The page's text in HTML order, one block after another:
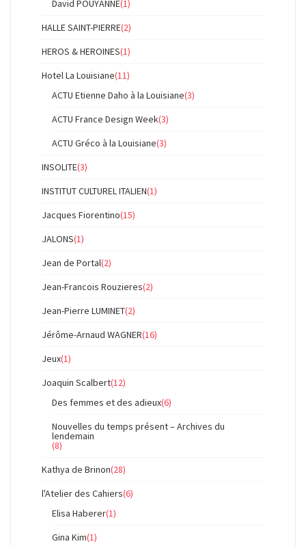
David POUYANNE(1)
HALLE SAINT-PIERRE(2)
HEROS & HEROINES(1)
Hotel La Louisiane(11)
ACTU Etienne Daho à la Louisiane(3)
ACTU France Design Week(3)
ACTU Gréco à la Louisiane(3)
INSOLITE(3)
INSTITUT CULTUREL ITALIEN(1)
Jacques Fiorentino(15)
JALONS(1)
Jean de Portal(2)
Jean-Francois Rouzieres(2)
Jean-Pierre LUMINET(2)
Jérôme-Arnaud WAGNER(16)
Jeux(1)
Joaquin Scalbert(12)
Des femmes et des adieux(6)
Nouvelles du temps présent – Archives du
lendemain
(8)
Kathya de Brinon(28)
l'Atelier des Cahiers(6)
Elisa Haberer(1)
Gina Kim(1)